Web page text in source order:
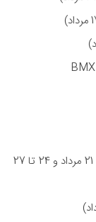
ژیمناستیک هنری (6 تا 11 و 14 تا 17 آگوست - 16 تا 21 مرداد و 24 تا 27